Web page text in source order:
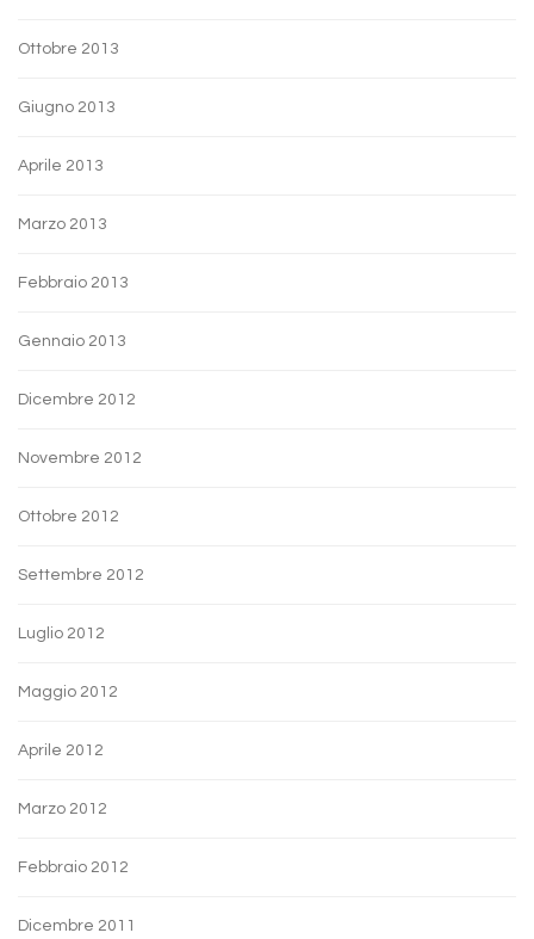
Ottobre 2013
Giugno 2013
Aprile 2013
Marzo 2013
Febbraio 2013
Gennaio 2013
Dicembre 2012
Novembre 2012
Ottobre 2012
Settembre 2012
Luglio 2012
Maggio 2012
Aprile 2012
Marzo 2012
Febbraio 2012
Dicembre 2011